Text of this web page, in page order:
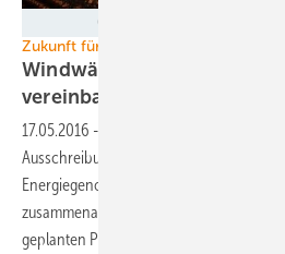
Zukunft für Bürgerenergie?
Windwärts und regionale
vereinbaren
17.05.2016 -
Ausschreibungssystem sein? Der
Energiegenossenschaft NaturEnergie
zusammenarbeiten: Die Genossenschaft
geplanten Parks je eine Anlage erwerben